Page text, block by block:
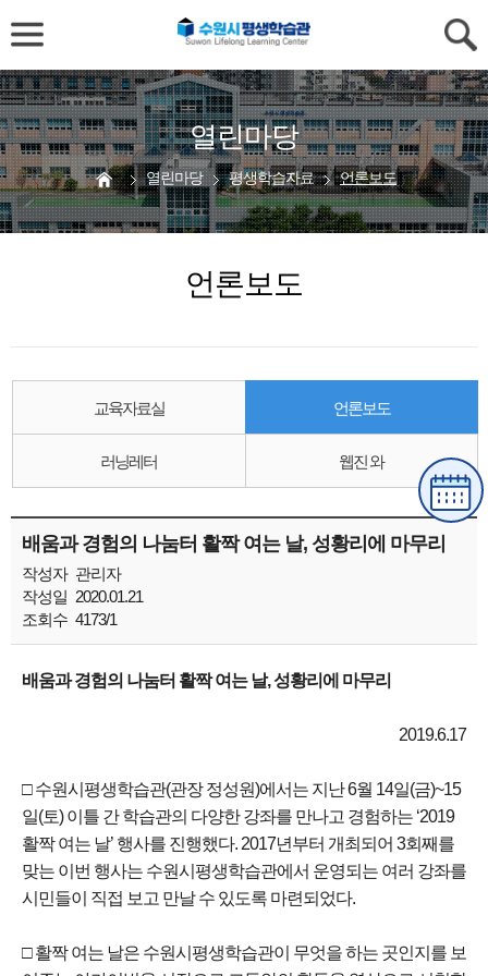
열린마당
열린마당 평생학습자료 언론보도
언론보도
교육자료실 언론보도
러닝레터 웹진 와
배움과 경험의 나눔터 활짝 여는 날, 성황리에 마무리
작성자 관리자
작성일 2020.01.21
조회수 4173/1
배움과 경험의 나눔터 활짝 여는 날, 성황리에 마무리
2019.6.17
□ 수원시평생학습관(관장 정성원)에서는 지난 6월 14일(금)~15
일(토) 이틀 간 학습관의 다양한 강좌를 만나고 경험하는 ‘2019
활짝 여는 날’ 행사를 진행했다. 2017년부터 개최되어 3회째를
맞는 이번 행사는 수원시평생학습관에서 운영되는 여러 강좌를
시민들이 직접 보고 만날 수 있도록 마련되었다.
□ 활짝 여는 날은 수원시평생학습관이 무엇을 하는 곳인지를 보